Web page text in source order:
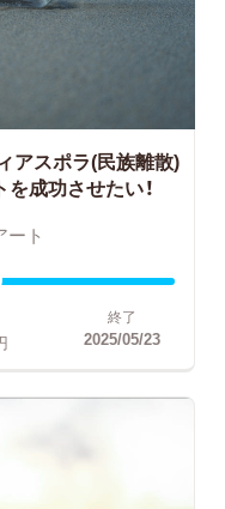
アスポラ(民族離散)
成功させたい！
ート
終了
2025/05/23